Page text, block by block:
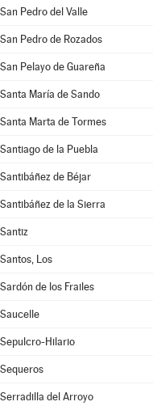
San Pedro del Valle
San Pedro de Rozados
San Pelayo de Guareña
Santa María de Sando
Santa Marta de Tormes
Santiago de la Puebla
Santibáñez de Béjar
Santibáñez de la Sierra
Santiz
Santos, Los
Sardón de los Frailes
Saucelle
Sepulcro-Hilario
Sequeros
Serradilla del Arroyo